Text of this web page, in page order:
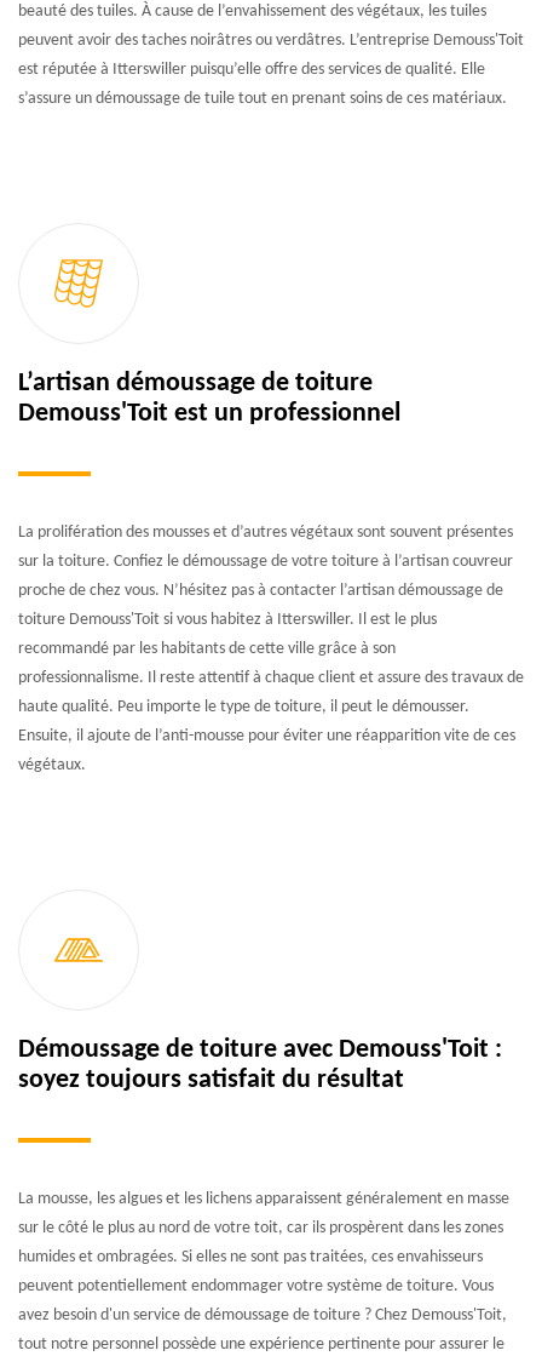
beauté des tuiles. À cause de l’envahissement des végétaux, les tuiles
peuvent avoir des taches noirâtres ou verdâtres. L’entreprise Demouss'Toit
est réputée à Itterswiller puisqu’elle offre des services de qualité. Elle
s’assure un démoussage de tuile tout en prenant soins de ces matériaux.
L’artisan démoussage de toiture
Demouss'Toit est un professionnel
La prolifération des mousses et d’autres végétaux sont souvent présentes
sur la toiture. Confiez le démoussage de votre toiture à l’artisan couvreur
proche de chez vous. N’hésitez pas à contacter l’artisan démoussage de
toiture Demouss'Toit si vous habitez à Itterswiller. Il est le plus
recommandé par les habitants de cette ville grâce à son
professionnalisme. Il reste attentif à chaque client et assure des travaux de
haute qualité. Peu importe le type de toiture, il peut le démousser.
Ensuite, il ajoute de l’anti-mousse pour éviter une réapparition vite de ces
végétaux.
Démoussage de toiture avec Demouss'Toit :
soyez toujours satisfait du résultat
La mousse, les algues et les lichens apparaissent généralement en masse
sur le côté le plus au nord de votre toit, car ils prospèrent dans les zones
humides et ombragées. Si elles ne sont pas traitées, ces envahisseurs
peuvent potentiellement endommager votre système de toiture. Vous
avez besoin d'un service de démoussage de toiture ? Chez Demouss'Toit,
tout notre personnel possède une expérience pertinente pour assurer le